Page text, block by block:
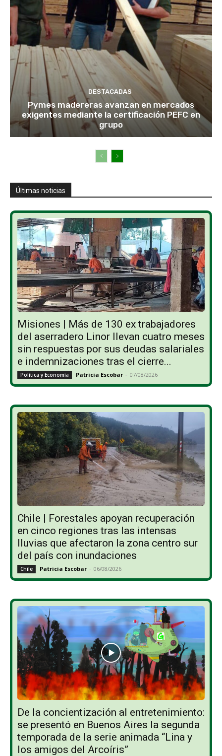
DESTACADAS
Pymes madereras avanzan en mercados
exigentes mediante la certificación PEFC en
grupo
Últimas noticias
Misiones | Más de 130 ex trabajadores
del aserradero Linor llevan cuatro meses
sin respuestas por sus deudas salariales
e indemnizaciones tras el cierre...
Política y Economía Patricia Escobar - 07/08/2026
Chile | Forestales apoyan recuperación
en cinco regiones tras las intensas
lluvias que afectaron la zona centro sur
del país con inundaciones
Chile Patricia Escobar - 06/08/2026
De la concientización al entretenimiento:
se presentó en Buenos Aires la segunda
temporada de la serie animada “Lina y
los amigos del Arcoíris”